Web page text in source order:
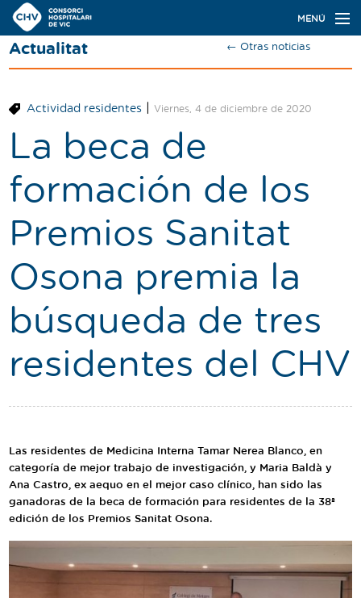
Navegación
principal
MENÚ
Actualidad
Oferta de plazas
Ser residente
Contacto
Buscador
Català Castellano
Traductor
Segueix-nos:
Actualitat ← Otras noticias
Actividad residentes| Viernes, 4 de diciembre de 2020
La beca de
formación de los
Premios Sanitat
Osona premia la
búsqueda de tres
residentes del CHV
Las residentes de Medicina Interna Tamar Nerea Blanco, en
categoría de mejor trabajo de investigación, y Maria Baldà y
Ana Castro, ex aequo en el mejor caso clínico, han sido las
ganadoras de la beca de formación para residentes de la 38ª
edición de los Premios Sanitat Osona.